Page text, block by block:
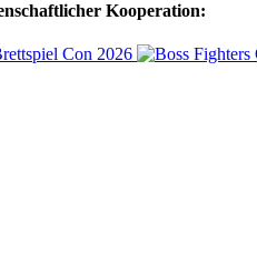
Kooperation: